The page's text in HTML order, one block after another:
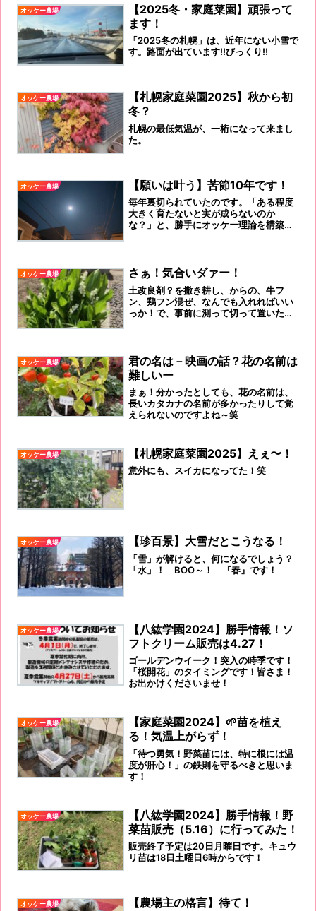
ょ？うん、そだね～～！だけど、囲いの
ムロの裾まで雪解けてるし！外すか？
と、自問自答の末やっちまった～～！笑
どう？大丈夫？枯れていないだろうか？
という意味です。冬囲いをしても、外気
オッケー農場
【2025冬・家庭菜園】頑張って
ます！
「2025冬の札幌」は、近年にない小雪で
す。路面が出ています‼️びっくり‼️
オッケー農場
【札幌家庭菜園2025】秋から初
冬？
札幌の最低気温が、一桁になって来まし
た。
オッケー農場 【願いは叶う】苦節10年です！
毎年裏切られていたのです。「ある程度
大きく育たないと実が成らないのか
な？」と、勝手にオッケー理論を構築？
オッケー農場 さぁ！気合いダァー！
土改良剤？を撒き耕し、からの、牛フ
ン、鶏フン混ぜ、なんでも入れればいい
っか！で、事前に測って切って置いた黒
オッケー農場
君の名は－映画の話？花の名前は
難しいー
まぁ！分かったとしても、花の名前は、
長いカタカナの名前が多かったりして覚
えられないのですよね～笑
オッケー農場 【札幌家庭菜園2025】えぇ〜！
意外にも、スイカになってた！笑
オッケー農場 【珍百景】大雪だとこうなる！
「雪」が解けると、何になるでしょう？
「水」！ BOO～！ 『春』です！
オッケー農場
【八紘学園2024】勝手情報！ソ
フトクリーム販売は4.27！
ゴールデンウイーク！突入の時季です！
「桜開花」のタイミングです！皆さま！
お出かけくださいませ！
オッケー農場
【家庭菜園2024】🌱苗を植え
る！気温上がらず！
「待つ勇気！野菜苗には、特に根には温
度が肝心！」の鉄則を守るべきと思いま
す！
オッケー農場
【八紘学園2024】勝手情報！野
菜苗販売（5.16）に行ってみた！
販売終了予定は20日月曜日です。キュウ
リ苗は18日土曜日6時からです！
オッケー農場 【農場主の格言】待て！